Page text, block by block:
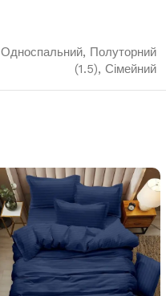
Односпальний, Полуторний
(1.5), Сімейний